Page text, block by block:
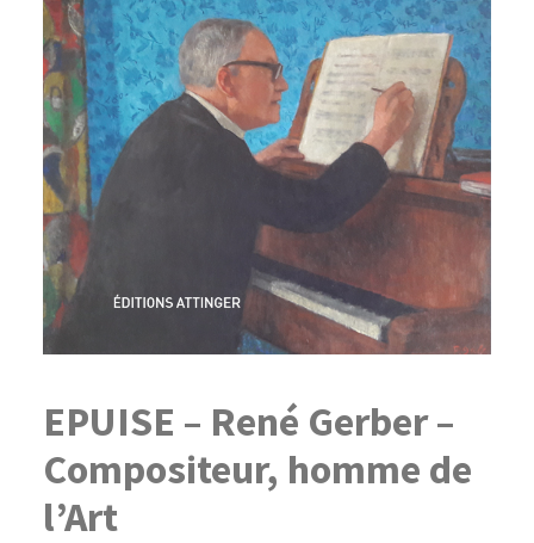
EPUISE – René Gerber –
Compositeur, homme de
l’Art